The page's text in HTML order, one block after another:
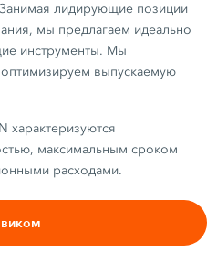
лидирующие позиции
мы предлагаем идеально
инструменты. Мы
выпускаемую
характеризуются
максимальным сроком
расходами.